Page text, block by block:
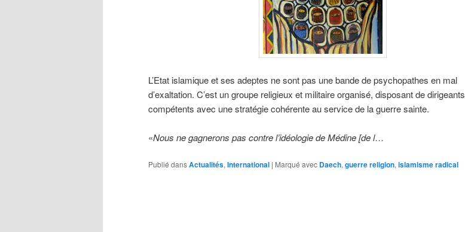
L’Etat islamique et ses adeptes ne sont pas une bande de psychopathes en mal
d’exaltation. C’est un groupe religieux et militaire organisé, disposant de dirigeants
compétents avec une stratégie cohérente au service de la guerre sainte.
«Nous ne gagnerons pas contre l’idéologie de Médine [de l…
Publié dansActualités,International | Marqué avec Daech,guerre religion,islamisme radical